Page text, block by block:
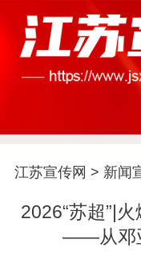
江苏宣传网 > 新闻
2026“苏超”|
——从邓